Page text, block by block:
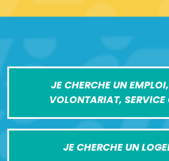
JE CHERCHE UN
VOLONTARIAT,
JE CHERCHE UN